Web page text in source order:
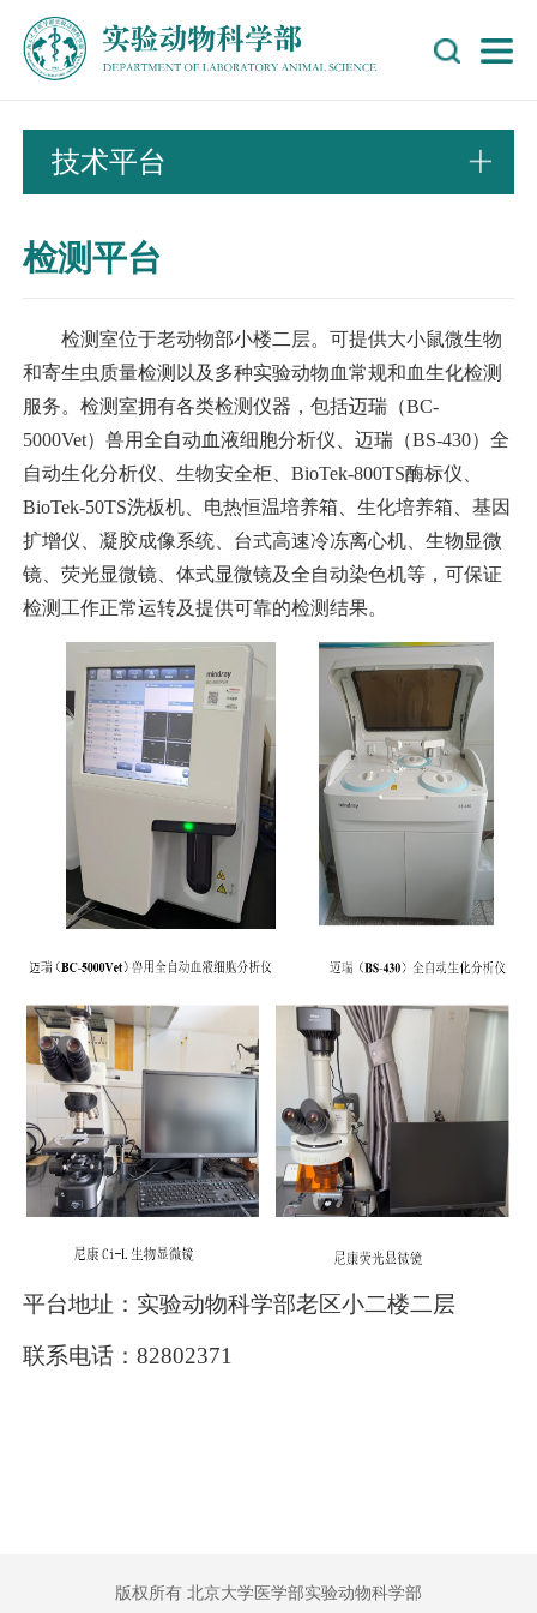
技术平台
检测平台
检测室位于老动物部小楼二层。可提供大小鼠微生物
和寄生虫质量检测以及多种实验动物血常规和血生化检测
服务。检测室拥有各类检测仪器，包括迈瑞（BC-
5000Vet）兽用全自动血液细胞分析仪、迈瑞（BS-430）全
自动生化分析仪、生物安全柜、BioTek-800TS酶标仪、
BioTek-50TS洗板机、电热恒温培养箱、生化培养箱、基因
扩增仪、凝胶成像系统、台式高速冷冻离心机、生物显微
镜、荧光显微镜、体式显微镜及全自动染色机等，可保证
检测工作正常运转及提供可靠的检测结果。
平台地址：实验动物科学部老区小二楼二层
联系电话：82802371
版权所有 北京大学医学部实验动物科学部